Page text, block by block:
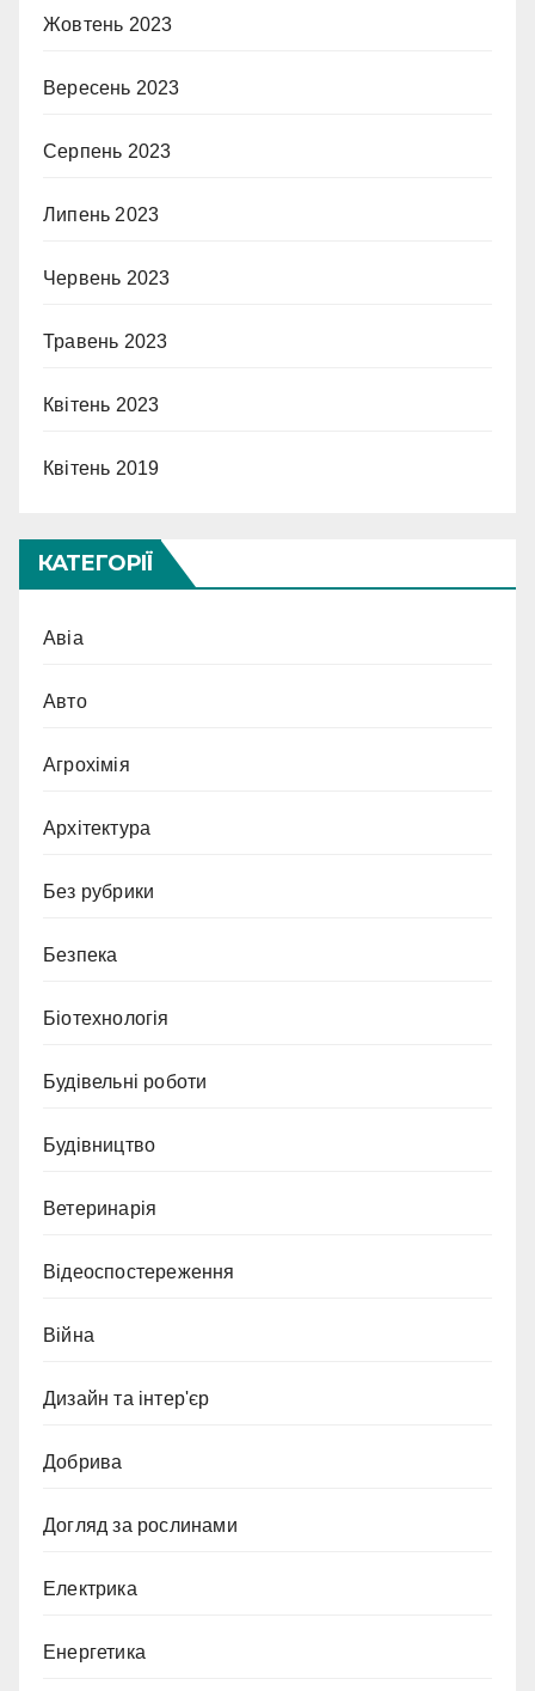
Жовтень 2023
Вересень 2023
Серпень 2023
Липень 2023
Червень 2023
Травень 2023
Квітень 2023
Квітень 2019
КАТЕГОРІЇ
Авіа
Авто
Агрохімія
Архітектура
Без рубрики
Безпека
Біотехнологія
Будівельні роботи
Будівництво
Ветеринарія
Відеоспостереження
Війна
Дизайн та інтер'єр
Добрива
Догляд за рослинами
Електрика
Енергетика